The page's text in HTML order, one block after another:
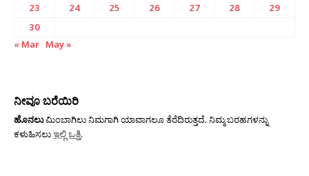
23
24 25 26 27 28
29
30
« Mar May »
ನೀವೂ ಬರೆಯಿರಿ
ಹೊನಲುಮಿಂಬಾಗಿಲು ನಿಮಗಾಗಿ ಯಾವಾಗಲೂ ತೆರೆದಿರುತ್ತದೆ. ನಿಮ್ಮ ಬರಹಗಳನ್ನು
ಕಳುಹಿಸಲುಇಲ್ಲಿ ಒತ್ತಿ.